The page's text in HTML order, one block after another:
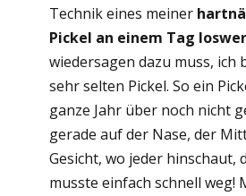
Technik eines meiner
Pickel an einem Tag
wiedersagen dazu muss, ich
sehr selten Pickel. So ein
ganze Jahr über noch nicht
gerade auf der Nase, der
Gesicht, wo jeder hinschaut,
musste einfach schnell weg!